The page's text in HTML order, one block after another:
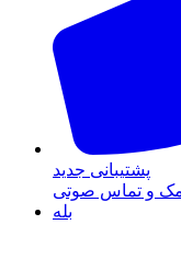
پشتیبانی جدید
و تماس صوتی
بله